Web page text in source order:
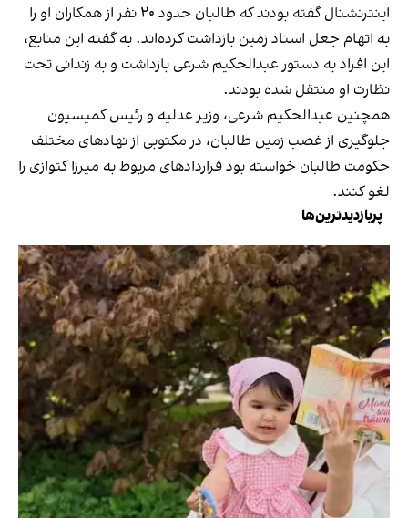
اینترنشنال گفته بودند که طالبان حدود ۲۰ نفر از همکاران او را
به اتهام جعل اسناد زمین بازداشت کرده‌اند. به گفته این منابع،
این افراد به دستور عبدالحکیم شرعی بازداشت و به زندانی تحت
نظارت او منتقل شده بودند.
همچنین عبدالحکیم شرعی، وزیر عدلیه و رئیس کمیسیون
جلوگیری از غصب زمین طالبان، در مکتوبی از نهادهای مختلف
حکومت طالبان خواسته بود قراردادهای مربوط به میرزا کتوازی را
لغو کنند.
پربازدیدترین‌ها